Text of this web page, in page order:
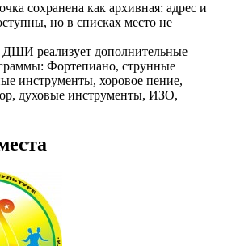
сохранена как архивная: адрес и
но в списках место не
реализует дополнительные
Фортепиано, струнные
инструменты, хоровое пение,
духовые инструменты, ИЗО,